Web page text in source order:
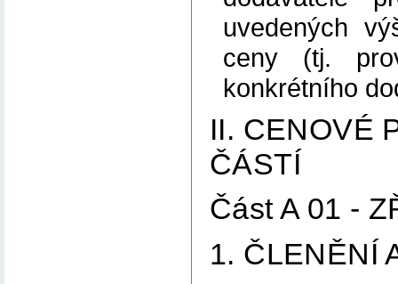
uvedených
ceny (tj.
konkrétního
II. CENOVÉ
ČÁSTÍ
Část A 01 -
1. ČLENĚNÍ